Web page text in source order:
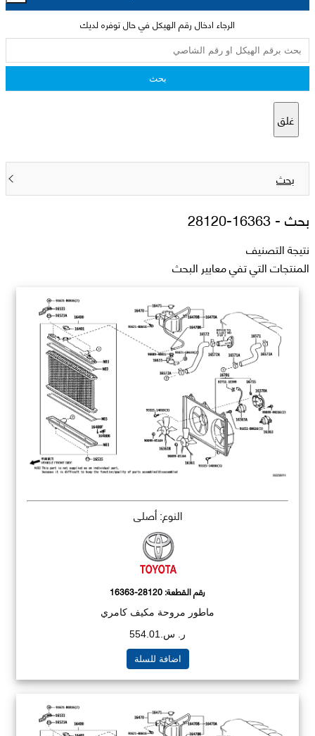
الرجاء ادخال رقم الهيكل في حال توفره لديك
بحث
غلق
بحث
بحث -16363-28120
نتيجة التصنيف
المنتجات التي تفي معايير البحث
النوع: أصلي
رقم القطعة:16363-28120
ماطور مروحة مكيف كامري
ر. س.554.01
اضافة للسلة